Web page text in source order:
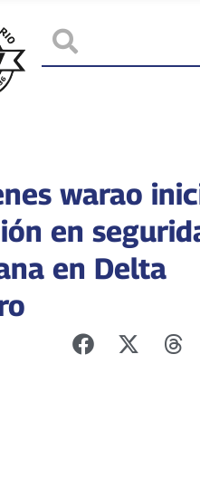
warao
en
en Delta